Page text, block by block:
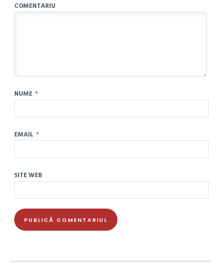
COMENTARIU
NUME *
EMAIL *
SITE WEB